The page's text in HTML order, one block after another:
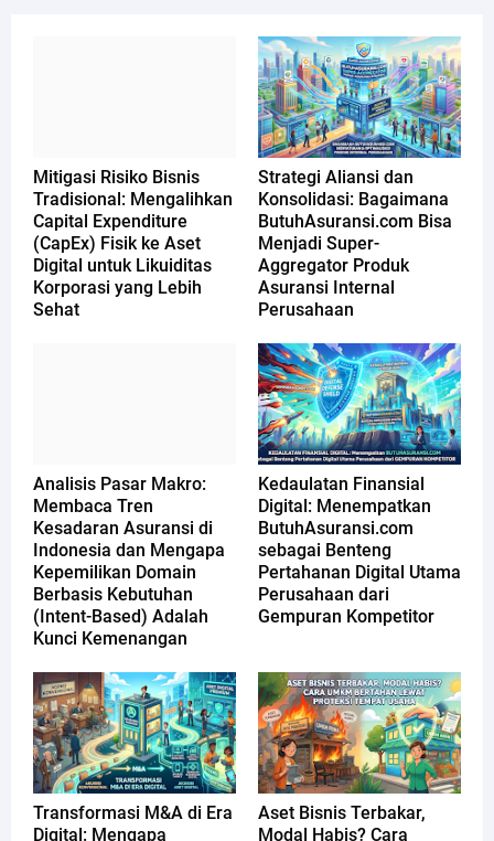
Mitigasi Risiko Bisnis
Tradisional: Mengalihkan
Capital Expenditure
(CapEx) Fisik ke Aset
Digital untuk Likuiditas
Korporasi yang Lebih
Sehat
Strategi Aliansi dan
Konsolidasi: Bagaimana
ButuhAsuransi.com Bisa
Menjadi Super-
Aggregator Produk
Asuransi Internal
Perusahaan
Analisis Pasar Makro:
Membaca Tren
Kesadaran Asuransi di
Indonesia dan Mengapa
Kepemilikan Domain
Berbasis Kebutuhan
(Intent-Based) Adalah
Kunci Kemenangan
Kedaulatan Finansial
Digital: Menempatkan
ButuhAsuransi.com
sebagai Benteng
Pertahanan Digital Utama
Perusahaan dari
Gempuran Kompetitor
Transformasi M&A di Era
Digital: Mengapa
Aset Bisnis Terbakar,
Modal Habis? Cara